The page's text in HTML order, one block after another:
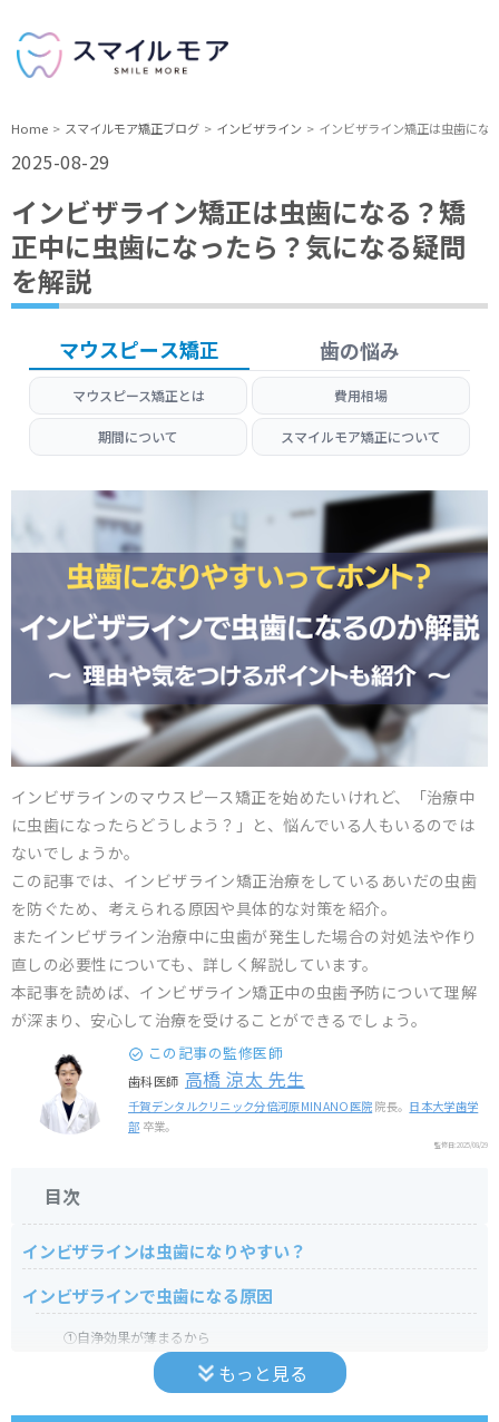
Home スマイルモア矯正ブログ インビザライン インビザライン矯正は虫歯にな
2025-08-29
インビザライン矯正は虫歯になる？矯
正中に虫歯になったら？気になる疑問
を解説
マウスピース矯正 歯の悩み
マウスピース矯正とは 費用相場
期間について スマイルモア矯正について
インビザラインのマウスピース矯正を始めたいけれど、「治療中
に虫歯になったらどうしよう？」と、悩んでいる人もいるのでは
ないでしょうか。
この記事では、インビザライン矯正治療をしているあいだの虫歯
を防ぐため、考えられる原因や具体的な対策を紹介。
またインビザライン治療中に虫歯が発生した場合の対処法や作り
直しの必要性についても、詳しく解説しています。
本記事を読めば、インビザライン矯正中の虫歯予防について理解
が深まり、安心して治療を受けることができるでしょう。
この記事の監修医師
歯科医師 高橋 涼太 先生
千賀デンタルクリニック分倍河原MINANO医院 院長。 日本大学歯学
部 卒業。
監修日:2025/08/29
目次
インビザラインは虫歯になりやすい？
インビザラインで虫歯になる原因
①自浄効果が薄まるから
②マウスピースに汚れが溜まりやすいから
もっと見る